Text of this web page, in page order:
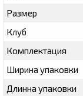
Размер
Клуб
Комплектация
Ширина упаковки
Длинна упаковки